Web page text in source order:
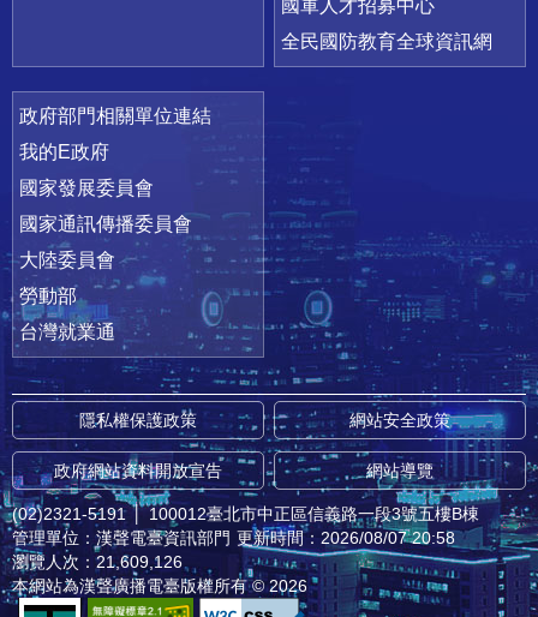
國軍人才招募中心
全民國防教育全球資訊網
政府部門相關單位連結
我的E政府
國家發展委員會
國家通訊傳播委員會
大陸委員會
勞動部
台灣就業通
隱私權保護政策 網站安全政策
政府網站資料開放宣告 網站導覽
(02)2321-5191 │ 100012臺北市中正區信義路一段3號五樓B棟
管理單位：漢聲電臺資訊部門 更新時間：2026/08/07 20:58
瀏覽人次：21,609,126
本網站為漢聲廣播電臺版權所有 © 2026